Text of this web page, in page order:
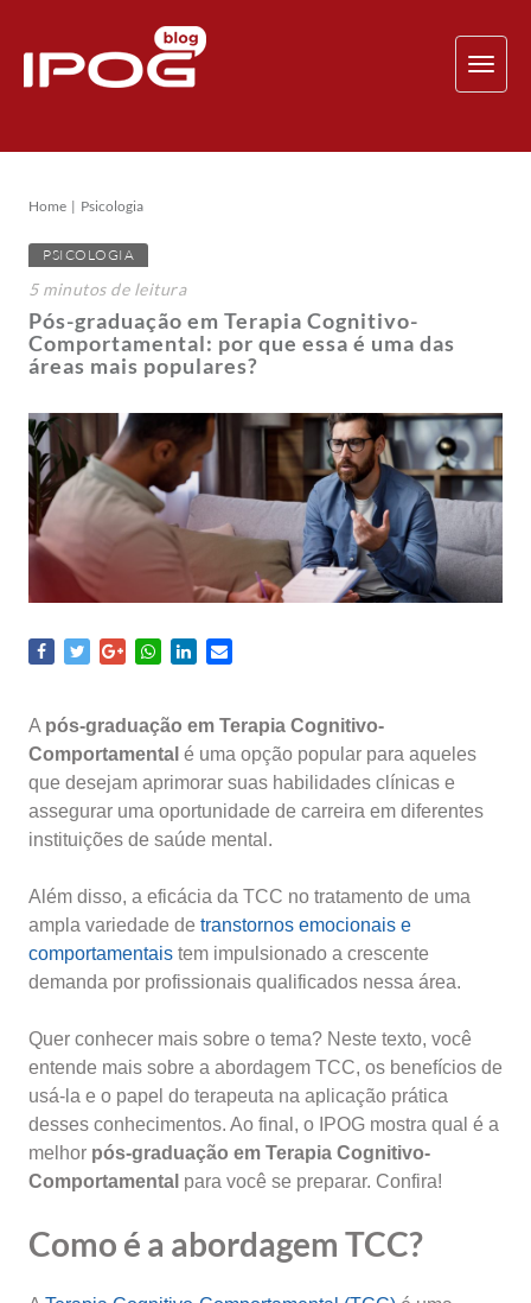
Home Psicologia
PSICOLOGIA
5 minutosde leitura
Pós-graduação em Terapia Cognitivo-
Comportamental: por que essa é uma das
áreas mais populares?
A pós-graduação em Terapia Cognitivo-
Comportamental é uma opção popular para aqueles
que desejam aprimorar suas habilidades clínicas e
assegurar uma oportunidade de carreira em diferentes
instituições de saúde mental.
Além disso, a eficácia da TCC no tratamento de uma
ampla variedade de transtornos emocionais e
comportamentais tem impulsionado a crescente
demanda por profissionais qualificados nessa área.
Quer conhecer mais sobre o tema? Neste texto, você
entende mais sobre a abordagem TCC, os benefícios de
usá-la e o papel do terapeuta na aplicação prática
desses conhecimentos. Ao final, o IPOG mostra qual é a
melhor pós-graduação em Terapia Cognitivo-
Comportamental para você se preparar. Confira!
Como é a abordagem TCC?